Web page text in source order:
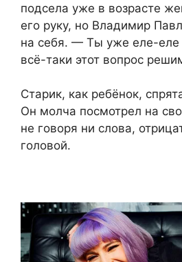
подсела уже в возрасте
его руку, но Владимир
на себя. — Ты уже еле-еле
всё-таки этот вопрос
Старик, как ребёнок,
Он молча посмотрел на
не говоря ни слова,
головой.